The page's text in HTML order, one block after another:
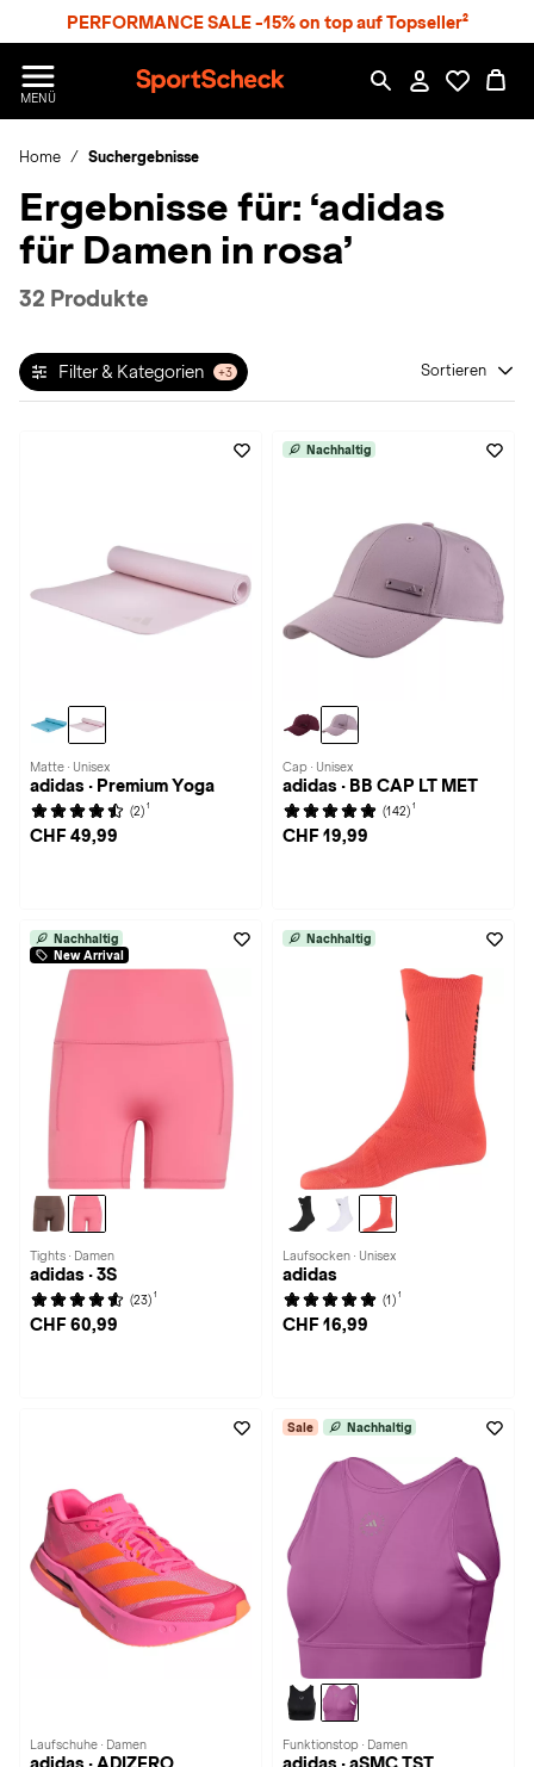
PERFORMANCE SALE -15% on top auf Topseller²
MENÜ
p
r
S
h
c
Home Suchergebnisse
Ergebnisse für: ‘adidas
für Damen in rosa’
32 Produkte
Filter & Kategorien +3 Sortieren
Matte · Unisex
adidas · Premium Yoga
(2) 1
CHF 49,99
Nachhaltig
Cap · Unisex
adidas · BB CAP LT MET
(142) 1
CHF 19,99
Nachhaltig
New Arrival
Tights · Damen
adidas · 3S
(23) 1
CHF 60,99
Nachhaltig
Laufsocken · Unisex
adidas
(1) 1
CHF 16,99
Laufschuhe · Damen
Sale Nachhaltig
Funktionstop · Damen